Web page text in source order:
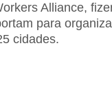
Alliance,
para
cidades.